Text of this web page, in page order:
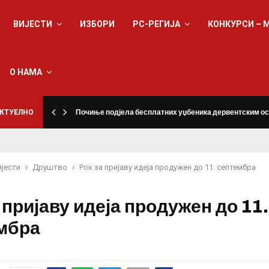
ВИЈЕСТИ ИЗБОРИ РС-РЕГИЈА КОНКУРСИ –
О НАМА
Почиње подјела бесплатних уџбеника дервентским
Друштво Рок за пријаву идеја продужен до 11. септембра
идеја продужен до 11.